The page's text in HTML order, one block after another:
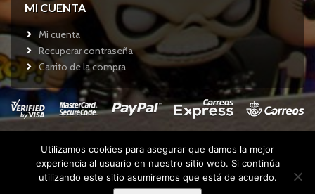
MI CUENTA
Mi cuenta
Recuperar contraseña
Carrito de la compra
Copyright © 2017Funkotienda.com - Todos los derechos
reservados.
Utilizamos cookies para asegurar que damos la mejor
experiencia al usuario en nuestro sitio web. Si continúa
utilizando este sitio asumiremos que está de acuerdo.